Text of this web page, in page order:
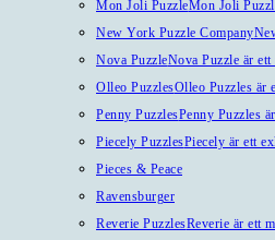
Mon Joli PuzzleMon Joli
New York Puzzle Company
Nova PuzzleNova Puzzle är
Olleo PuzzlesOlleo Puzzles är
Penny PuzzlesPenny Puzzles
Piecely PuzzlesPiecely är ett
Pieces & Peace
Ravensburger
Reverie PuzzlesReverie är ett